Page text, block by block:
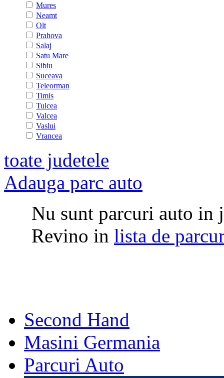
Mures
Neamt
Olt
Prahova
Salaj
Satu Mare
Sibiu
Suceava
Teleorman
Timis
Tulcea
Valcea
Vaslui
Vrancea
toate judetele
Adauga parc auto
Nu sunt parcuri auto in
Revino in lista de
Second Hand
Masini Germania
Parcuri Auto